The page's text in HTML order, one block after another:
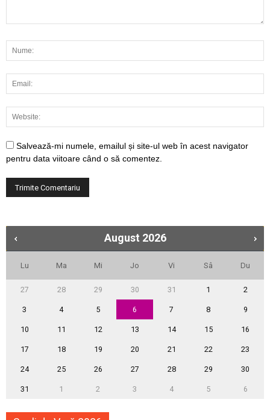
Salvează-mi numele, emailul și site-ul web în acest navigator
pentru data viitoare când o să comentez.
August 2026
Lu Ma Mi Jo Vi Sâ Du
27 28 29 30 31 1 2
3 4 5 6 7 8 9
10 11 12 13 14 15 16
17 18 19 20 21 22 23
24 25 26 27 28 29 30
31 1 2 3 4 5 6